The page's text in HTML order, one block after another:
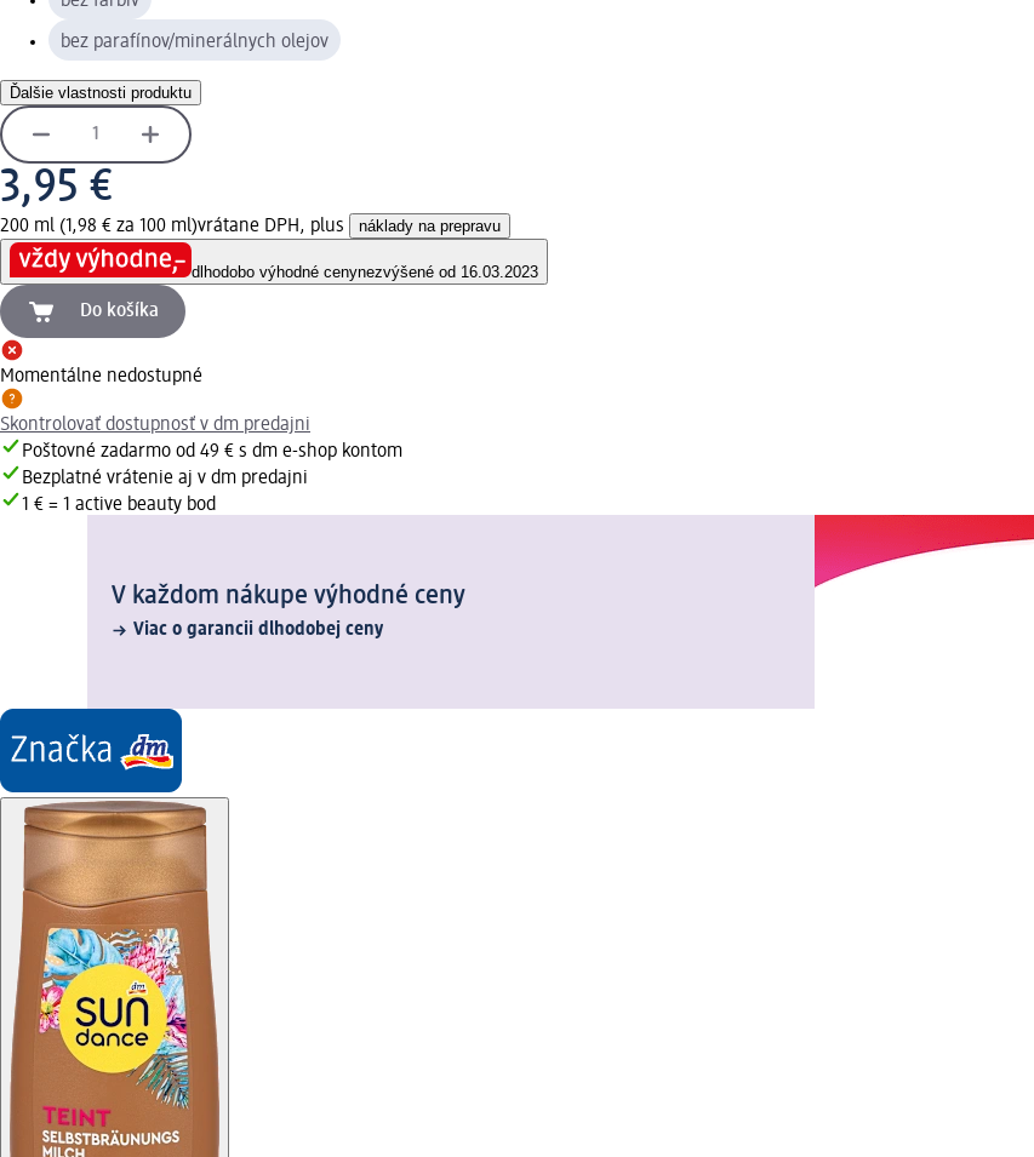
bez parafínov/minerálnych olejov
Ďalšie vlastnosti produktu
3,95 €
200 ml (1,98 € za 100 ml)vrátane DPH, plus náklady na prepravu
dlhodobo výhodné cenynezvýšené od 16.03.2023
Do košíka
Momentálne nedostupné
Skontrolovať dostupnosť v dm predajni
Poštovné zadarmo od 49 € s dm e-shop kontom
Bezplatné vrátenie aj v dm predajni
1 € = 1 active beauty bod
V každom nákupe výhodné ceny
Viac o garancii dlhodobej ceny